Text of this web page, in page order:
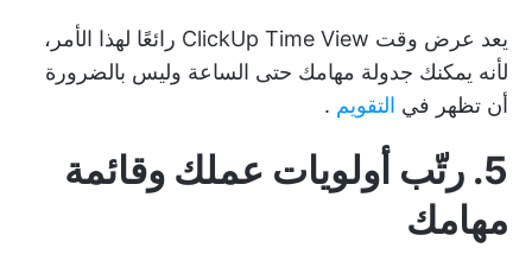
يعد عرض وقت ClickUp Time View رائعًا لهذا الأمر،
لأنه يمكنك جدولة مهامك حتى الساعة وليس بالضرورة
أن تظهر في التقويم .
5. رتّب أولويات عملك وقائمة
مهامك